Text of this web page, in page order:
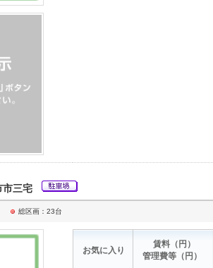
三宅
総区画：23台
お気に入り
賃料（円）
管理費等（円）